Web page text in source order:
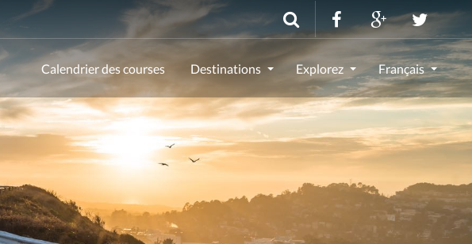
Calendrier des courses Destinations Explorez Français